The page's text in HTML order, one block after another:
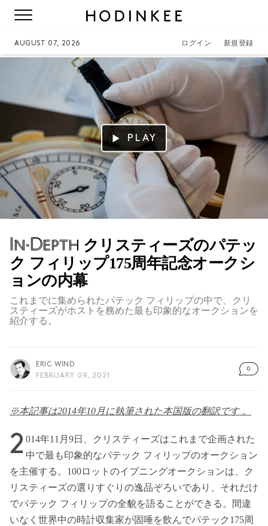
AUGUST 07, 2026 ログイン 新規登録
PLAY
In-Depth クリスティーズのパテッ
ク フィリップ175周年記念オークシ
ョンの内幕
これまでに集められたパテック フィリップの中で、クリ
スティーズがホストを務めた最も印象的なオークションを
紹介する。
ERIC WIND
FEBRUARY 09, 2021
0
※本記事は2014年10月に執筆された本国版の翻訳です 。
2 014年11月9日、クリスティーズはこれまで企画された
中で最も印象的なパテック フィリップのオークション
を主催する。100ロットのイブニングオークションは、ク
リスティーズの選りすぐりの逸品ぞろいであり、それだけ
でパテック フィリップの全貌を語ることができる。間違
いなく世界中の時計収集家が固唾を飲んでパテック175周